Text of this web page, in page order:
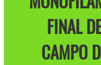
FINAL
CAMPO